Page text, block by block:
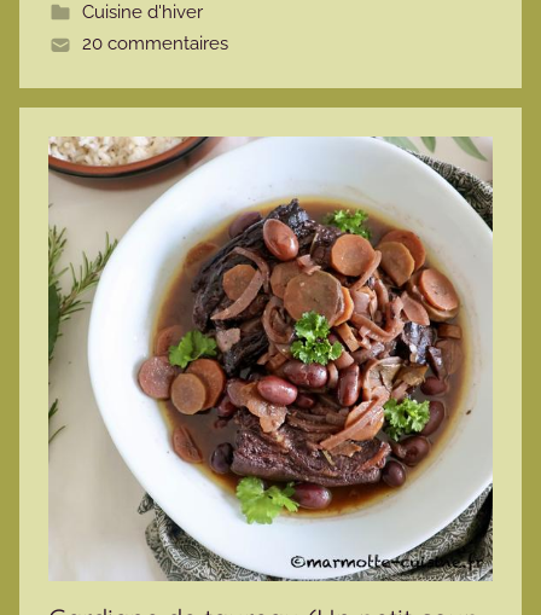
Cuisine d'hiver
20 commentaires